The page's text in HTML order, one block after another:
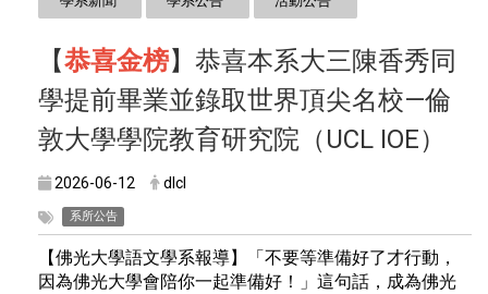
【恭喜金榜】恭喜本系大三陳香秀同
學提前畢業並錄取世界頂尖名校—倫
敦大學學院教育研究院（UCL IOE）
2026-06-12 dlcl
系所公告
【佛光大學語文學系報導】「不要等準備好了才行動，
因為佛光大學會陪你一起準備好！」這句話，成為佛光